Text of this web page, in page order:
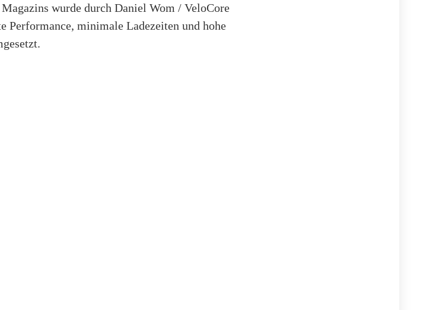
wurde durch Daniel Wom / VeloCore
Performance, minimale Ladezeiten und hohe